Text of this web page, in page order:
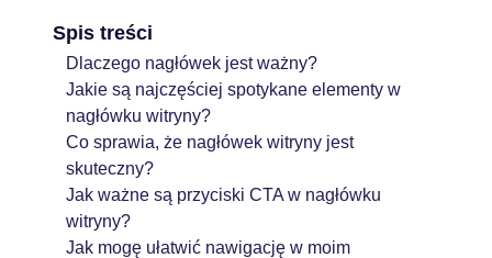
Spis treści
Dlaczego nagłówek jest ważny?
Jakie są najczęściej spotykane elementy w
nagłówku witryny?
Co sprawia, że nagłówek witryny jest
skuteczny?
Jak ważne są przyciski CTA w nagłówku
witryny?
Jak mogę ułatwić nawigację w moim